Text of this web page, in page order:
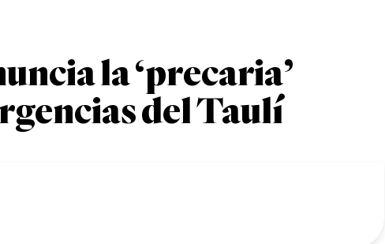
la ‘precaria’
del Taulí